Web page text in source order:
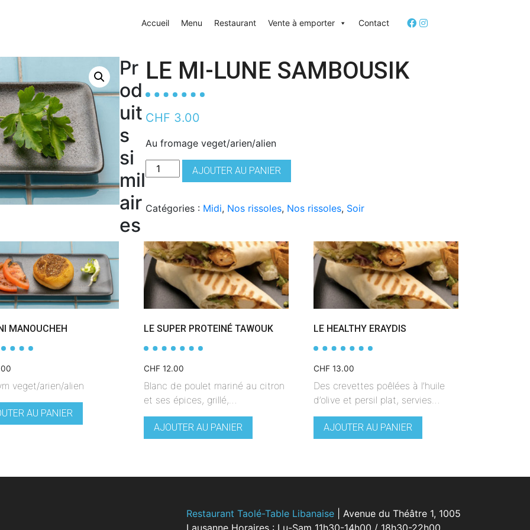
Accueil Menu Restaurant Vente à emporter Contact
LE MI-LUNE SAMBOUSIK
CHF 3.00
Au fromage veget/arien/alien
quantité
de
mi-
AJOUTER AU PANIER
Catégories : Midi, Nos rissoles, Nos rissoles, Soir
Pr
od
uit
s
si
mil
air
es
MANOUCHEH
veget/arien/alien
AU PANIER
LE SUPER PROTEINÉ TAWOUK
CHF12.00
Blanc de poulet mariné au citron
et ses épices, grillé,…
AJOUTER AU PANIER
LE HEALTHY ERAYDIS
CHF13.00
Des crevettes poêlées à l’huile
d’olive et persil plat, servies…
AJOUTER AU PANIER
Restaurant Taolé-Table Libanaise | Avenue du Théâtre 1, 1005
Lausanne Horaires : Lu-Sam 11h30-14h00 / 18h30-22h00